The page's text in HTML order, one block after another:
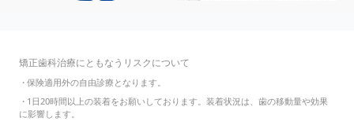
矯正歯科治療にともなうリスクについて
・保険適用外の自由診療となります。
・ 1日20時間以上の装着をお願いしております。装着状況は、歯の移動量や効果
に影響します。